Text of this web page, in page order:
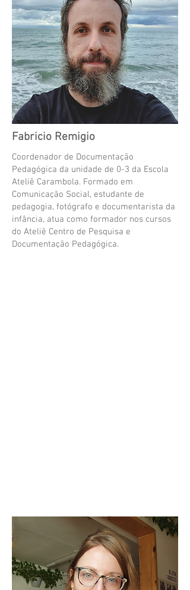
Fabricio Remigio
Coordenador de Documentação
Pedagógica da unidade de 0-3 da Escola
Ateliê Carambola. Formado em
Comunicação Social, estudante de
pedagogia, fotógrafo e documentarista da
infância, atua como formador nos cursos
do Ateliê Centro de Pesquisa e
Documentação Pedagógica.